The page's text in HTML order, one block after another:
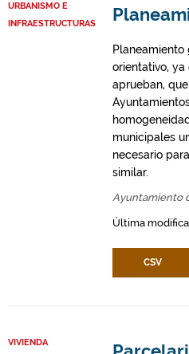
URBANISMO E
INFRAESTRUCTURAS
orientativo,
aprueban,
municipales
necesario
similar.
Ayuntamiento
Última
CSV
VIVIENDA